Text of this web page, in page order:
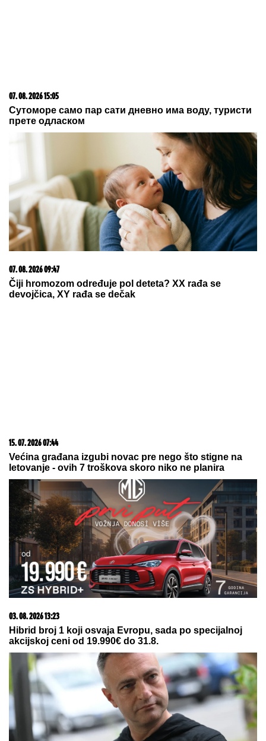
07. 08. 2026 15:05
Сутоморе само пар сати дневно има воду, туристи
прете одласком
07. 08. 2026 09:47
Čiji hromozom određuje pol deteta? XX rađa se
devojčica, XY rađa se dečak
15. 07. 2026 07:44
Većina građana izgubi novac pre nego što stigne na
letovanje - ovih 7 troškova skoro niko ne planira
03. 08. 2026 13:23
Hibrid broj 1 koji osvaja Evropu, sada po specijalnoj
akcijskoj ceni od 19.990€ do 31.8.